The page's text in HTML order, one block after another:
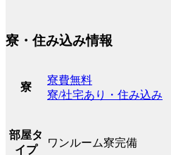
寮・住み込み情報
寮
寮費無料
寮/社宅あり・住み込み
部屋タ
イプ
ワンルーム寮完備